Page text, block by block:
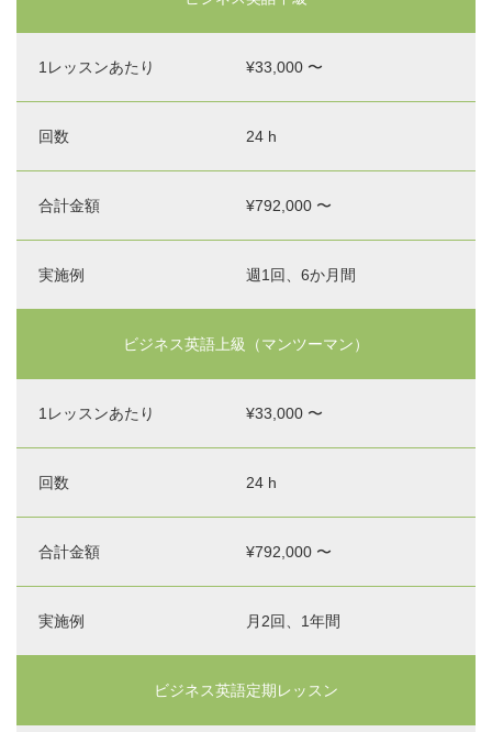
¥33,000 〜
24 h
¥792,000 〜
週1回、6か月間
ビジネス英語上級（マンツーマン）
¥33,000 〜
24 h
¥792,000 〜
月2回、1年間
ビジネス英語定期レッスン